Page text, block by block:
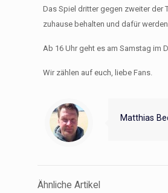
Das Spiel dritter gegen zweiter der
zuhause behalten und dafür
Ab 16 Uhr geht es am Samstag im
Wir zählen auf euch, liebe Fans.
Matthias
Ähnliche Artikel